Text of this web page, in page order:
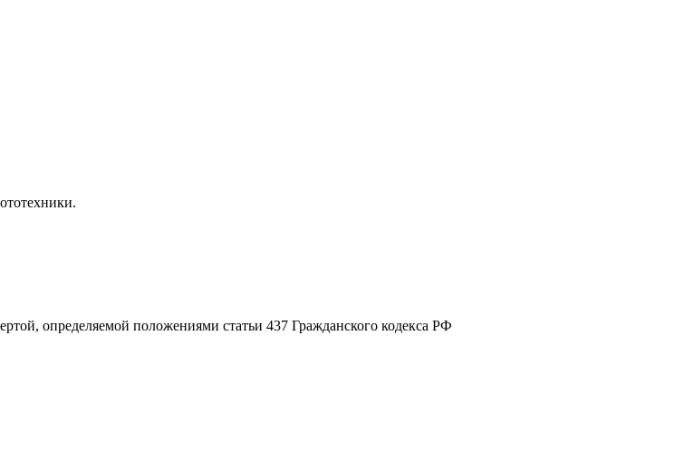
определяемой положениями статьи 437 Гражданского кодекса РФ